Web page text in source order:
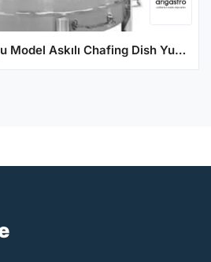
Öztiryakiler Ortadoğu Model Askılı Chafing Dish Yuvarlak Kapaklı 60 cm